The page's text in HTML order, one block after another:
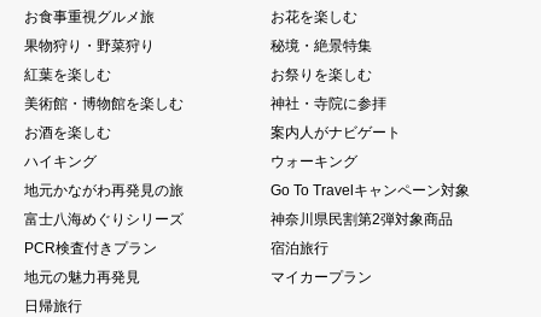
お食事重視グルメ旅
お花を楽しむ
果物狩り・野菜狩り
秘境・絶景特集
紅葉を楽しむ
お祭りを楽しむ
美術館・博物館を楽しむ
神社・寺院に参拝
お酒を楽しむ
案内人がナビゲート
ハイキング
ウォーキング
地元かながわ再発見の旅
Go To Travelキャンペーン対象
富士八海めぐりシリーズ
神奈川県民割第2弾対象商品
PCR検査付きプラン
宿泊旅行
地元の魅力再発見
マイカープラン
日帰旅行